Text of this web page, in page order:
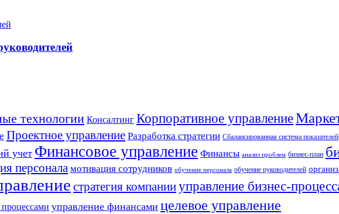
технологии Консалтинг Корпоративное управление
Проектное управление Разработка стратегии Сбалансированная система показателей
учет Финансовое управление Финансы анализ проблем бизнес-план
персонала мотивация сотрудников обучение персонала обучение руководителей
стратегия компанииуправление бизнес-
управление финансами целевое управление